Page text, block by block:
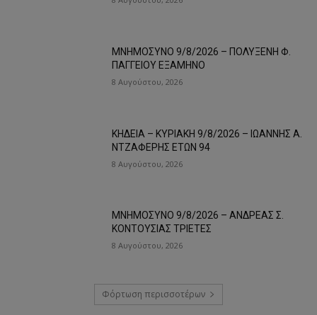
ΜΝΗΜΟΣΥΝΟ 9/8/2026 – ΠΟΛΥΞΕΝΗ Φ.
ΠΑΓΓΕΙΟΥ ΕΞΑΜΗΝΟ
8 Αυγούστου, 2026
ΚΗΔΕΙΑ – ΚΥΡΙΑΚΗ 9/8/2026 – ΙΩΑΝΝΗΣ Α.
ΝΤΖΑΦΕΡΗΣ ΕΤΩΝ 94
8 Αυγούστου, 2026
ΜΝΗΜΟΣΥΝΟ 9/8/2026 – ΑΝΔΡΕΑΣ Σ.
ΚΟΝΤΟΥΣΙΑΣ ΤΡΙΕΤΕΣ
8 Αυγούστου, 2026
Φόρτωση περισσοτέρων